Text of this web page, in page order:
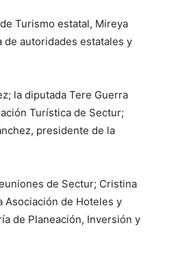
Turismo estatal, Mireya
autoridades estatales y
la diputada Tere Guerra
Turística de Sectur;
presidente de la
de Sectur; Cristina
Asociación de Hoteles y
de Planeación, Inversión y